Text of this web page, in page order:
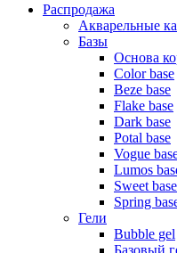
Распродажа
Акварельные
Базы
Основа
Color base
Beze base
Flake base
Dark base
Potal base
Vogue
Lumos
Sweet base
Spring
Гели
Bubble gel
Базовый